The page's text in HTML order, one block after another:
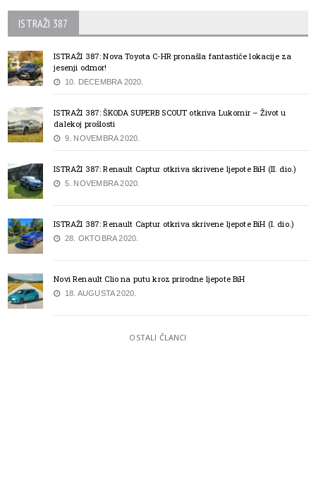
ISTRAŽI 387
ISTRAŽI 387: Nova Toyota C-HR pronašla fantastiče lokacije za
jesenji odmor!
10. DECEMBRA 2020.
ISTRAŽI 387: ŠKODA SUPERB SCOUT otkriva Lukomir – Život u
dalekoj prošlosti
9. NOVEMBRA 2020.
ISTRAŽI 387: Renault Captur otkriva skrivene ljepote BiH (II. dio.)
5. NOVEMBRA 2020.
ISTRAŽI 387: Renault Captur otkriva skrivene ljepote BiH (I. dio.)
28. OKTOBRA 2020.
Novi Renault Clio na putu kroz prirodne ljepote BiH
18. AUGUSTA 2020.
OSTALI ČLANCI